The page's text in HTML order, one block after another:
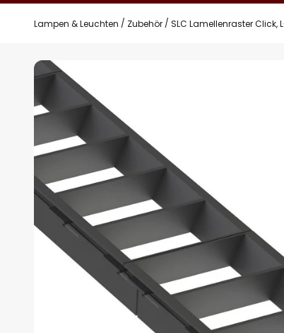
Lampen & Leuchten Zubehör SLC Lamellenraster Click,
Zum
der
Bildgalerie
springen